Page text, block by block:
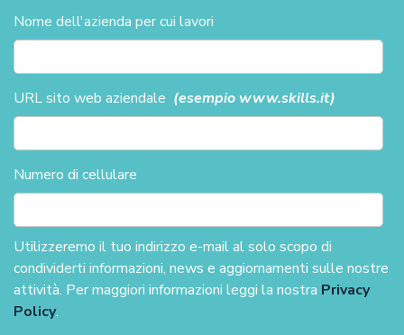
Nome dell'azienda per cui lavori
URL sito web aziendale (esempio www.skills.it)
Numero di cellulare
Utilizzeremo il tuo indirizzo e-mail al solo scopo di
condividerti informazioni, news e aggiornamenti sulle nostre
attività. Per maggiori informazioni leggi la nostra Privacy
Policy.